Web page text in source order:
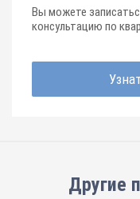
Вы можете
консультацию по
Другие